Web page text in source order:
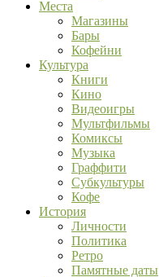
Места
Магазины
Бары
Кофейни
Культура
Книги
Кино
Видеоигры
Мультфильмы
Комиксы
Музыка
Граффити
Субкультуры
Кофе
История
Личности
Политика
Ретро
Памятные даты